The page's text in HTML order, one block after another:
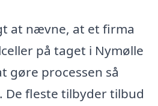
at nævne, at et firma
på taget i Nymølle
gøre processen så
De fleste tilbyder tilbud